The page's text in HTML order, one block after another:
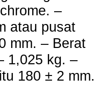
–
atau pusat
mm. – Berat
1,025 kg. –
180 ± 2 mm.